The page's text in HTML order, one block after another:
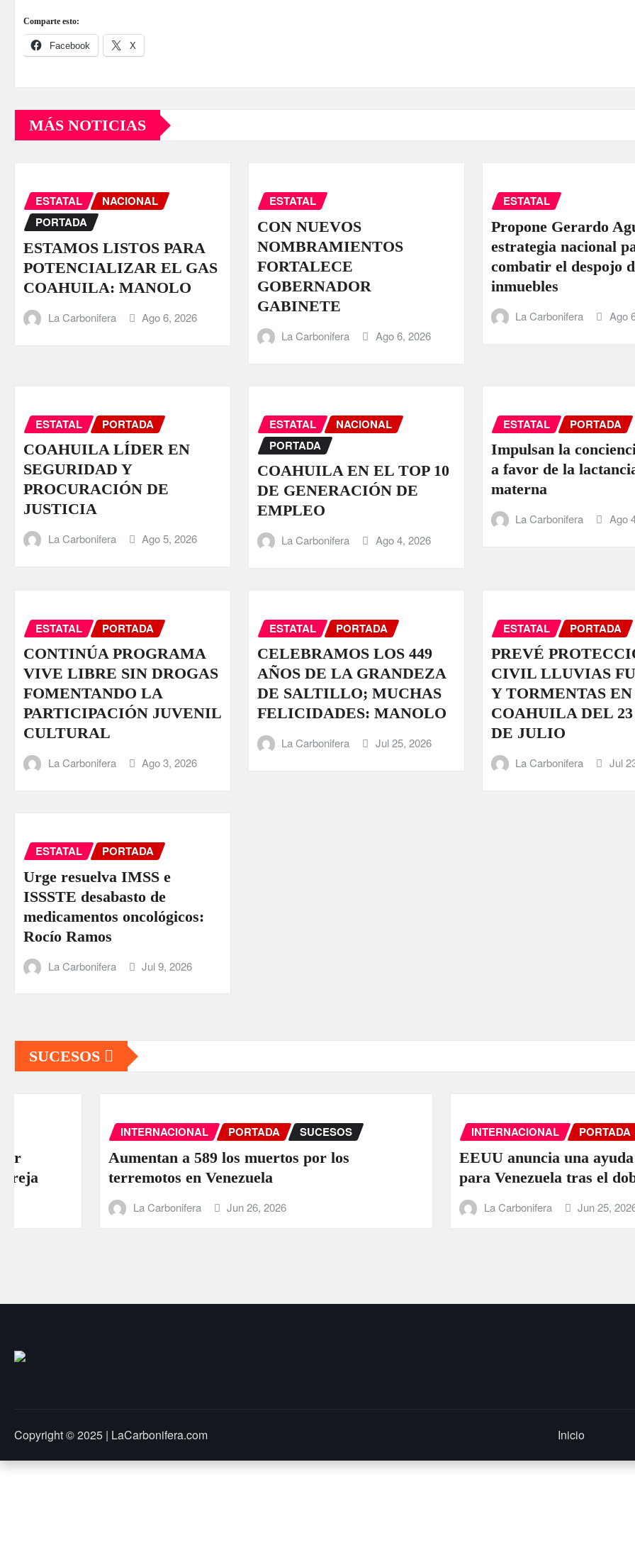
Comparte esto:
Facebook X
MÁS NOTICIAS
ESTATAL
NACIONAL
PORTADA
ESTAMOS LISTOS PARA
POTENCIALIZAR EL GAS
COAHUILA: MANOLO
La Carbonifera Ago 6, 2026
ESTATAL
CON NUEVOS
NOMBRAMIENTOS
FORTALECE
GOBERNADOR
GABINETE
La Carbonifera Ago 6, 2026
ESTATAL
Propone Gerardo
estrategia nacional
combatir el despojo
inmuebles
La Carbonifera Ago
ESTATAL PORTADA
COAHUILA LÍDER EN
SEGURIDAD Y
PROCURACIÓN DE
JUSTICIA
La Carbonifera Ago 5, 2026
ESTATAL
NACIONAL
PORTADA
COAHUILA EN EL TOP 10
DE GENERACIÓN DE
EMPLEO
La Carbonifera Ago 4, 2026
ESTATAL PORTADA
Impulsan la
a favor de la
materna
La Carbonifera Ago
ESTATAL PORTADA
CONTINÚA PROGRAMA
VIVE LIBRE SIN DROGAS
FOMENTANDO LA
PARTICIPACIÓN JUVENIL
CULTURAL
La Carbonifera Ago 3, 2026
ESTATAL PORTADA
CELEBRAMOS LOS 449
AÑOS DE LA GRANDEZA
DE SALTILLO; MUCHAS
FELICIDADES: MANOLO
La Carbonifera Jul 25, 2026
ESTATAL PORTADA
PREVÉ
CIVIL LLUVIAS
Y TORMENTAS EN
COAHUILA DEL
DE JULIO
La Carbonifera Jul
ESTATAL PORTADA
Urge resuelva IMSS e
ISSSTE desabasto de
medicamentos oncológicos:
Rocío Ramos
La Carbonifera Jul 9, 2026
SUCESOS
INTERNACIONAL PORTADA SUCESOS
Aumentan a 589 los muertos por los
terremotos en Venezuela
La Carbonifera Jun 26, 2026
INTERNACIONAL PORTADA SUCESOS
EEUU anuncia una ayuda de 130
para Venezuela tras el doble terremoto
La Carbonifera Jun 25, 2026
Copyright © 2025 | LaCarbonifera.com Inicio